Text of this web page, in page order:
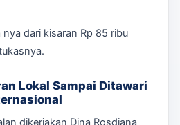
dari kisaran Rp 85 ribu
Lokal Sampai Ditawari